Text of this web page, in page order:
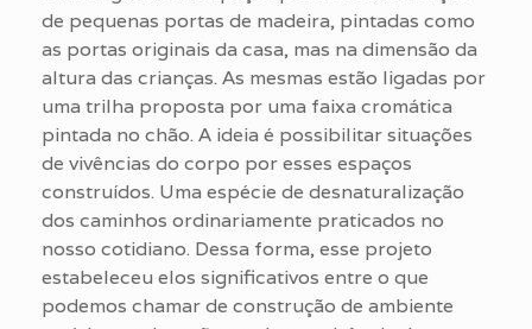
de pequenas portas de madeira, pintadas como
as portas originais da casa, mas na dimensão da
altura das crianças. As mesmas estão ligadas por
uma trilha proposta por uma faixa cromática
pintada no chão. A ideia é possibilitar situações
de vivências do corpo por esses espaços
construídos. Uma espécie de desnaturalização
dos caminhos ordinariamente praticados no
nosso cotidiano. Dessa forma, esse projeto
estabeleceu elos significativos entre o que
podemos chamar de construção de ambiente